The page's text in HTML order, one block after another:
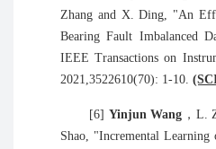
Zhang and X. Ding, "An
Bearing Fault Imbalanced
IEEE Transactions on
2021,3522610(70): 1-10
[6] Yinjun Wang ， L.
Shao, "Incremental